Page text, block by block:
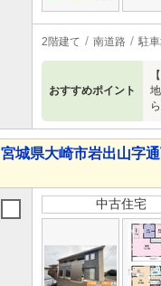
2階建て 南道路 駐
おすすめポイント
宮城県大崎市岩出山字
中古住宅